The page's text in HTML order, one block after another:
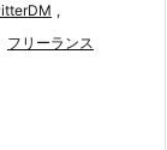
,
フリーランス